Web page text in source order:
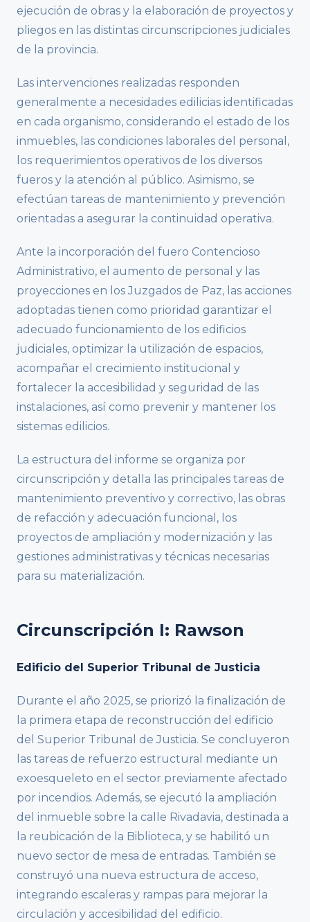
ejecución de obras y la elaboración de proyectos y
pliegos en las distintas circunscripciones judiciales
de la provincia.
Las intervenciones realizadas responden
generalmente a necesidades edilicias identificadas
en cada organismo, considerando el estado de los
inmuebles, las condiciones laborales del personal,
los requerimientos operativos de los diversos
fueros y la atención al público. Asimismo, se
efectúan tareas de mantenimiento y prevención
orientadas a asegurar la continuidad operativa.
Ante la incorporación del fuero Contencioso
Administrativo, el aumento de personal y las
proyecciones en los Juzgados de Paz, las acciones
adoptadas tienen como prioridad garantizar el
adecuado funcionamiento de los edificios
judiciales, optimizar la utilización de espacios,
acompañar el crecimiento institucional y
fortalecer la accesibilidad y seguridad de las
instalaciones, así como prevenir y mantener los
sistemas edilicios.
La estructura del informe se organiza por
circunscripción y detalla las principales tareas de
mantenimiento preventivo y correctivo, las obras
de refacción y adecuación funcional, los
proyectos de ampliación y modernización y las
gestiones administrativas y técnicas necesarias
para su materialización.
Circunscripción I: Rawson
Edificio del Superior Tribunal de Justicia
Durante el año 2025, se priorizó la finalización de
la primera etapa de reconstrucción del edificio
del Superior Tribunal de Justicia. Se concluyeron
las tareas de refuerzo estructural mediante un
exoesqueleto en el sector previamente afectado
por incendios. Además, se ejecutó la ampliación
del inmueble sobre la calle Rivadavia, destinada a
la reubicación de la Biblioteca, y se habilitó un
nuevo sector de mesa de entradas. También se
construyó una nueva estructura de acceso,
integrando escaleras y rampas para mejorar la
circulación y accesibilidad del edificio.